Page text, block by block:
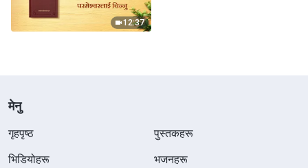
12:37
मेनु
गृहपृष्ठ
पुस्तकहरू
भिडियोहरू
भजनहरू